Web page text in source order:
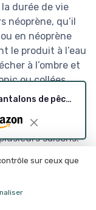
durée de vie
néoprène, qu’il
en néoprène
le produit à l’eau
à l’ombre et
ou collées
à plat ou
de chaleur,
ce
saisons.
ses
Waders néoprène 5mm Pantalons de pêche pour Hommes avec des Bottes Eva Taille 41-47 Pantalons de Wading étanche pêcheur étang Hommes de pêche Bottes de Wading 42 Tarnfarbe
sur ceux que